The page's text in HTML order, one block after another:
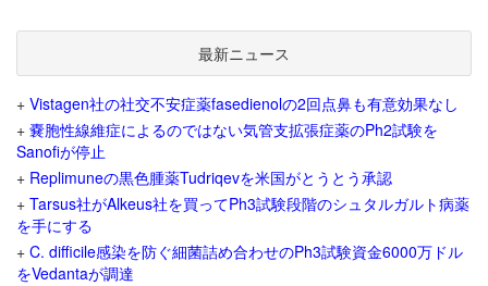
最新ニュース
+ Vistagen社の社交不安症薬fasedienolの2回点鼻も有意効果なし
+ 嚢胞性線維症によるのではない気管支拡張症薬のPh2試験を
Sanofiが停止
+ Replimuneの黒色腫薬Tudriqevを米国がとうとう承認
+ Tarsus社がAlkeus社を買ってPh3試験段階のシュタルガルト病薬
を手にする
+ C. difficile感染を防ぐ細菌詰め合わせのPh3試験資金6000万ドル
をVedantaが調達